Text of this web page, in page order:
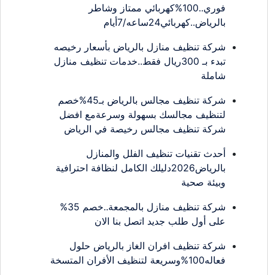
فوري..100%كهربائي ممتاز وشاطر
بالرياض..كهربائي24ساعه/7أيام
شركة تنظيف منازل بالرياض بأسعار رخيصه
تبدء بـ 300ريال فقط..خدمات تنظيف منازل
شاملة
شركة تنظيف مجالس بالرياض بـ45%خصم
لتنظيف مجالسك بسهولة وسرعةمع افضل
شركة تنظيف مجالس رخيصة في الرياض
أحدث تقنيات تنظيف الفلل والمنازل
بالرياض2026دليلك الكامل لنظافة احترافية
وبيئة صحية
شركة تنظيف منازل بالمجمعة..خصم 35%
على أول طلب جديد اتصل بنا الان
شركة تنظيف افران الغاز بالرياض حلول
فعاله100%وسريعة لتنظيف الأفران المتسخة